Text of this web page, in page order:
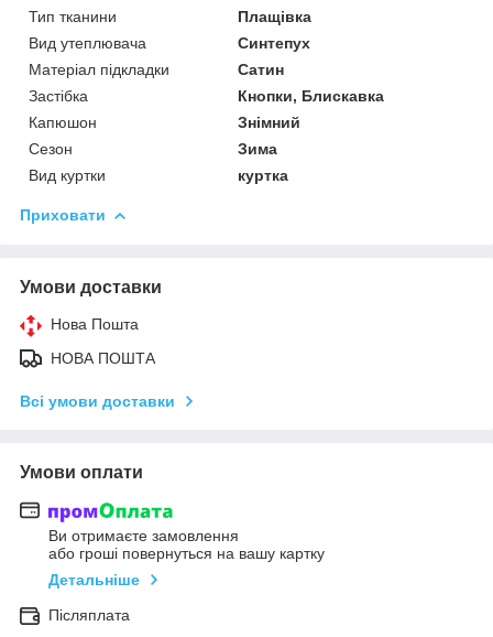
Тип тканини
Плащівка
Вид утеплювача
Синтепух
Матеріал підкладки
Сатин
Застібка
Кнопки, Блискавка
Капюшон
Знімний
Сезон
Зима
Вид куртки
куртка
Приховати
Умови доставки
Нова Пошта
НОВА ПОШТА
Всі умови доставки
Умови оплати
Ви отримаєте замовлення
або гроші повернуться на вашу картку
Детальніше
Післяплата